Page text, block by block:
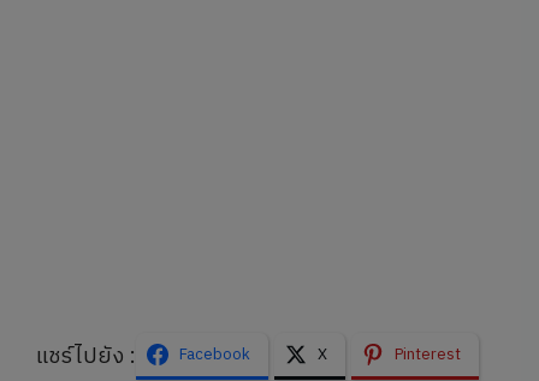
แชร์ไปยัง : Facebook X
Pinterest